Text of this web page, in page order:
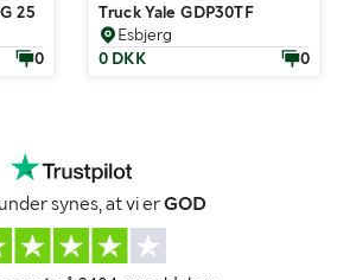
25
0
Truck Yale GDP30TF
Esbjerg
0 DKK
0
synes, at vi erGOD